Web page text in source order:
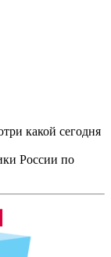
какой сегодня
России по